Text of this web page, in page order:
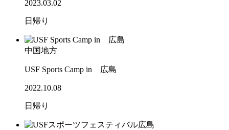
2023.03.02
日帰り
中国地方
USF Sports Camp in 広島
2022.10.08
日帰り